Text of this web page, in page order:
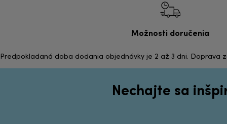
Možnosti doručenia
Predpokladaná doba dodania objednávky je 2 až 3 dni. Doprava
Nechajte sa